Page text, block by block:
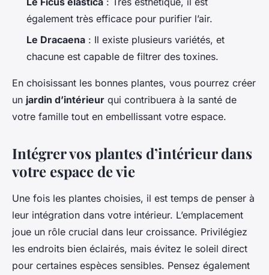
également très efficace pour purifier l’air.
Le Dracaena : Il existe plusieurs variétés, et
chacune est capable de filtrer des toxines.
En choisissant les bonnes plantes, vous pourrez créer
un jardin d’intérieur qui contribuera à la santé de
votre famille tout en embellissant votre espace.
Intégrer vos plantes d’intérieur dans
votre espace de vie
Une fois les plantes choisies, il est temps de penser à
leur intégration dans votre intérieur. L’emplacement
joue un rôle crucial dans leur croissance. Privilégiez
les endroits bien éclairés, mais évitez le soleil direct
pour certaines espèces sensibles. Pensez également